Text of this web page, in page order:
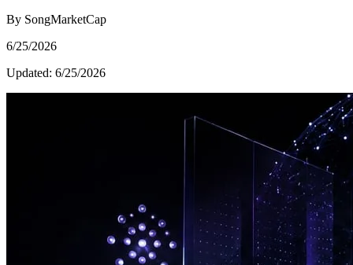
By SongMarketCap
6/25/2026
Updated: 6/25/2026